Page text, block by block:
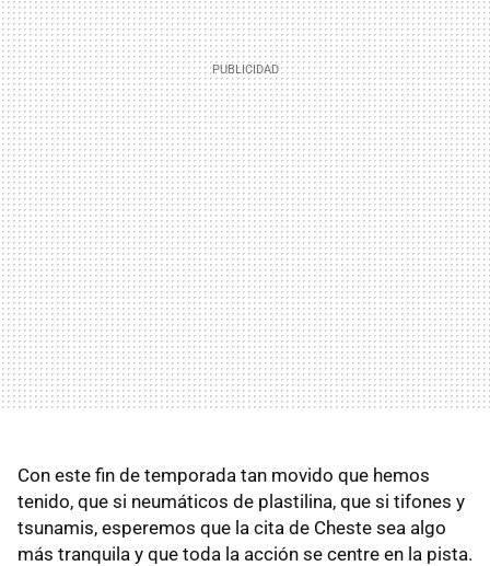
Con este fin de temporada tan movido que hemos
tenido, que si neumáticos de plastilina, que si tifones y
tsunamis, esperemos que la cita de Cheste sea algo
más tranquila y que toda la acción se centre en la pista.